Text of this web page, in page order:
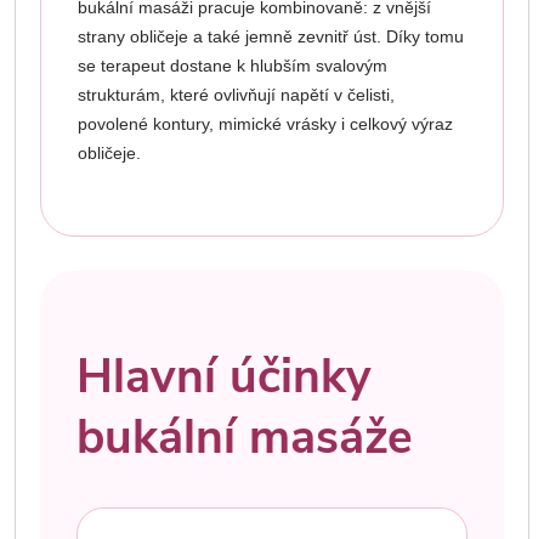
bukální masáži pracuje kombinovaně: z vnější
strany obličeje a také jemně zevnitř úst. Díky tomu
se terapeut dostane k hlubším svalovým
strukturám, které ovlivňují napětí v čelisti,
povolené kontury, mimické vrásky i celkový výraz
obličeje.
Hlavní účinky
bukální masáže